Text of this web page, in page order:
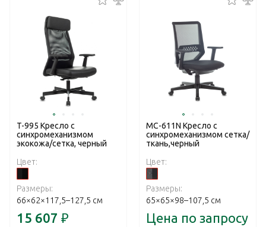
T-995 Кресло с
cинхромеханизмом
экокожа/сетка, черный
Цвет:
Размеры:
66×62×117,5–127,5 см
15 607 ₽
MC-611N Кресло с
cинхромеханизмом сетка/
ткань,черный
Цвет:
Размеры:
65×65×98–107,5 см
Цена по запросу